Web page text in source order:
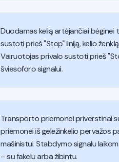
Duodamas kelią artėjančiai
sustoti prieš "Stop" liniją, kelio
Vairuotojas privalo sustoti prieš
šviesoforo signalui.
Transporto priemonei priverstinai
priemonei iš geležinkelio
mašinistui. Stabdymo signalu
– su fakelu arba žibintu.